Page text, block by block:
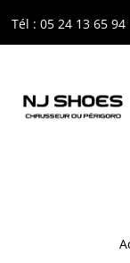
Tél : 05 24 13 65 9